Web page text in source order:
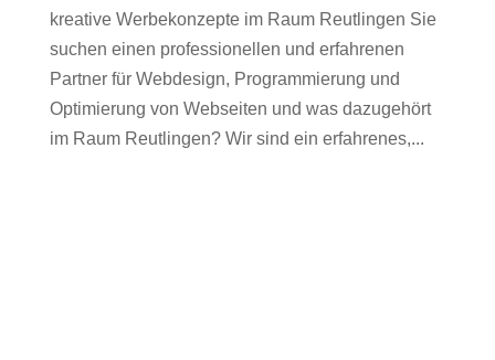
kreative Werbekonzepte im Raum Reutlingen Sie
suchen einen professionellen und erfahrenen
Partner für Webdesign, Programmierung und
Optimierung von Webseiten und was dazugehört
im Raum Reutlingen? Wir sind ein erfahrenes,...